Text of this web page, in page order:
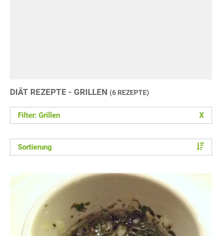
DIÄT REZEPTE - GRILLEN (6 REZEPTE)
Filter: Grillen X
Sortierung